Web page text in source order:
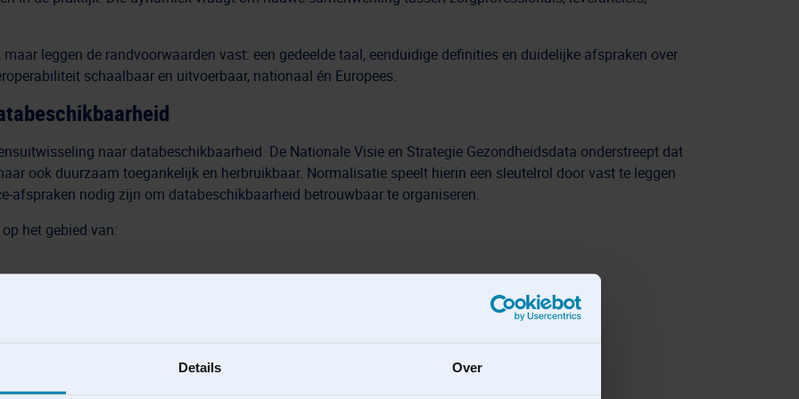
Details Over
leggen de randvoorwaarden vast: een gedeelde taal, eenduidige definities en duidelijke afspraken over
schaalbaar en uitvoerbaar, nationaal én Europees.
naar databeschikbaarheid. De Nationale Visie en Strategie Gezondheidsdata onderstreept dat
ook duurzaam toegankelijk en herbruikbaar. Normalisatie speelt hierin een sleutelrol door vast te leggen
afspraken nodig zijn om databeschikbaarheid betrouwbaar te organiseren.
het gebied van: